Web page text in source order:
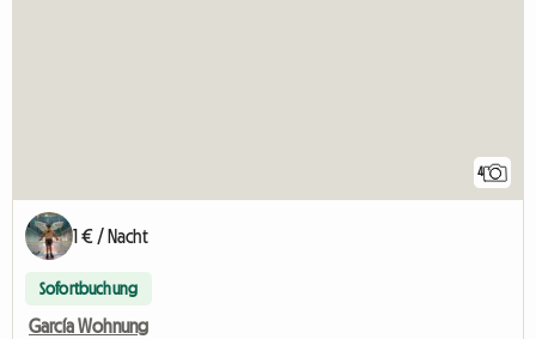
4
1 € / Nacht
Sofortbuchung
García Wohnung